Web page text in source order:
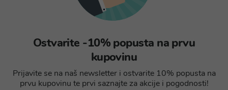
Ostvarite -10% popusta na prvu
kupovinu
Prijavite se na naš newsletter i ostvarite 10% popusta na
prvu kupovinu te prvi saznajte za akcije i pogodnosti!